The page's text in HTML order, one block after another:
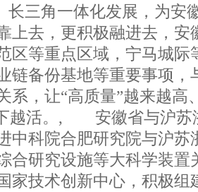
角一体化发展，为安
上去，更积极融进去，安
区等重点区域，宁马城际
链备份基地等重要事项，
系，让“高质量”越来越高
越活。, 安徽省与沪苏
中科院合肥研究院与沪苏
合研究设施等大科学装置
家技术创新中心，积极组